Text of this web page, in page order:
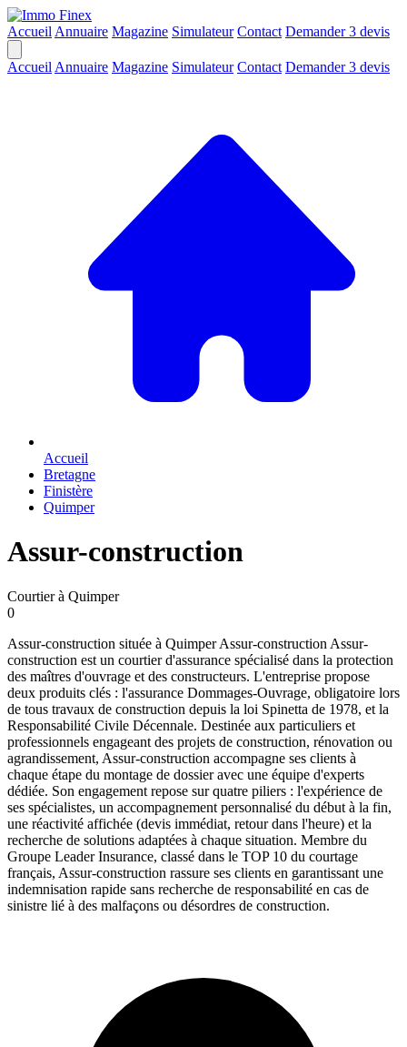
Accueil Annuaire Magazine Simulateur Contact Demander 3 devis
Accueil Annuaire Magazine Simulateur Contact Demander 3 devis
Accueil
Bretagne
Finistère
Quimper
Assur-construction
Courtier à Quimper
0
Assur-construction située à Quimper Assur-construction Assur-
construction est un courtier d'assurance spécialisé dans la protection
des maîtres d'ouvrage et des constructeurs. L'entreprise propose
deux produits clés : l'assurance Dommages-Ouvrage, obligatoire lors
de tous travaux de construction depuis la loi Spinetta de 1978, et la
Responsabilité Civile Décennale. Destinée aux particuliers et
professionnels engageant des projets de construction, rénovation ou
agrandissement, Assur-construction accompagne ses clients à
chaque étape du montage de dossier avec une équipe d'experts
dédiée. Son engagement repose sur quatre piliers : l'expérience de
ses spécialistes, un accompagnement personnalisé du début à la fin,
une réactivité affichée (devis immédiat, retour dans l'heure) et la
recherche de solutions adaptées à chaque situation. Membre du
Groupe Leader Insurance, classé dans le TOP 10 du courtage
français, Assur-construction rassure ses clients en garantissant une
indemnisation rapide sans recherche de responsabilité en cas de
sinistre lié à des malfaçons ou désordres de construction.